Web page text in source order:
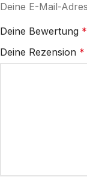
Deine E-Mail-
Deine Bewertung *
Deine Rezension *